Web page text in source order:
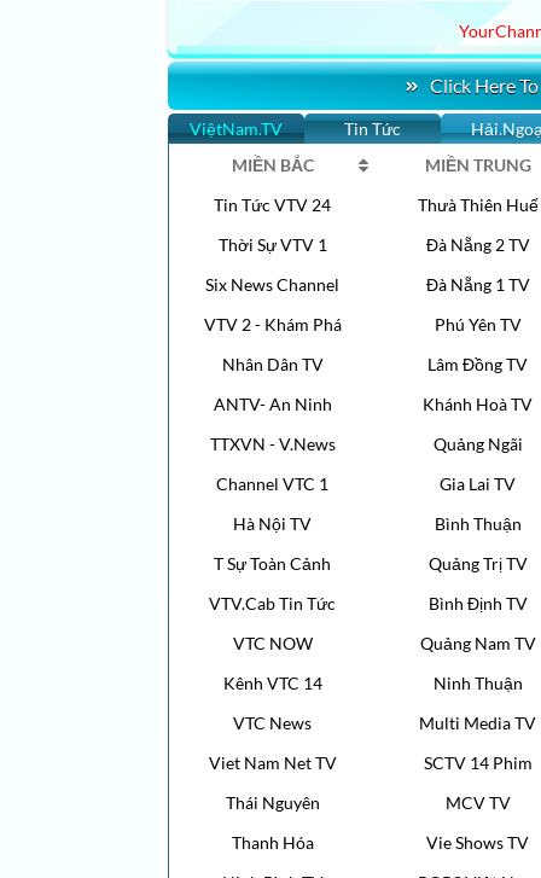
Click Here
ViệtNam.TV Tin Tức
MIỀN BẮC
MIỀN TRUNG
Tin Tức VTV 24
Thưà Thiên Huế
Thời Sự VTV 1
Đà Nẵng 2 TV
Six News Channel
Đà Nẵng 1 TV
VTV 2 - Khám Phá
Phú Yên TV
Nhân Dân TV
Lâm Đồng TV
ANTV- An Ninh
Khánh Hoà TV
TTXVN - V.News
Quảng Ngãi
Channel VTC 1
Gia Lai TV
Hà Nội TV
Bình Thuận
T Sự Toàn Cảnh
Quảng Trị TV
VTV.Cab Tin Tức
Bình Định TV
VTC NOW
Quảng Nam TV
Kênh VTC 14
Ninh Thuận
VTC News
Multi Media TV
Viet Nam Net TV
SCTV 14 Phim
Thái Nguyên
MCV TV
Thanh Hóa
Vie Shows TV